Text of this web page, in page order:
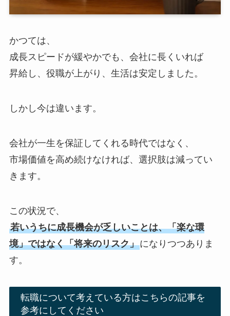
かつては、
成長スピードが緩やかでも、会社に長くいれば
昇給し、役職が上がり、生活は安定しました。
しかし今は違います。
会社が一生を保証してくれる時代ではなく、
市場価値を高め続けなければ、選択肢は減ってい
きます。
この状況で、
若いうちに成長機会が乏しいことは、「楽な環
境」ではなく「将来のリスク」になりつつありま
す。
転職について考えている方はこちらの記事を
参考にしてください